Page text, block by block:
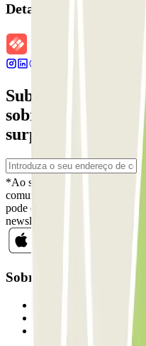
Detalhes da reserva
Subscreva a nossa
sobre descontos,
surpresas.
*Ao subscrever, aceita a nossa
comunicações comerciais da
pode cancelar a sua subscrição
newsletter.
Sobre a Parclick
Os nossos parques de